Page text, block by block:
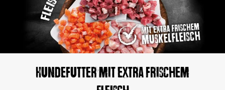
Hundefutter mit extra frischem